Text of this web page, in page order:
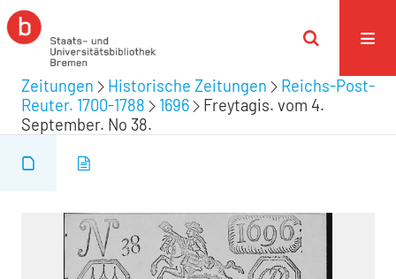
Zeitungen Historische Zeitungen
Reichs-Post-
Reuter. 1700-1788
1696
Freytagis. vom 4.
September. No 38.